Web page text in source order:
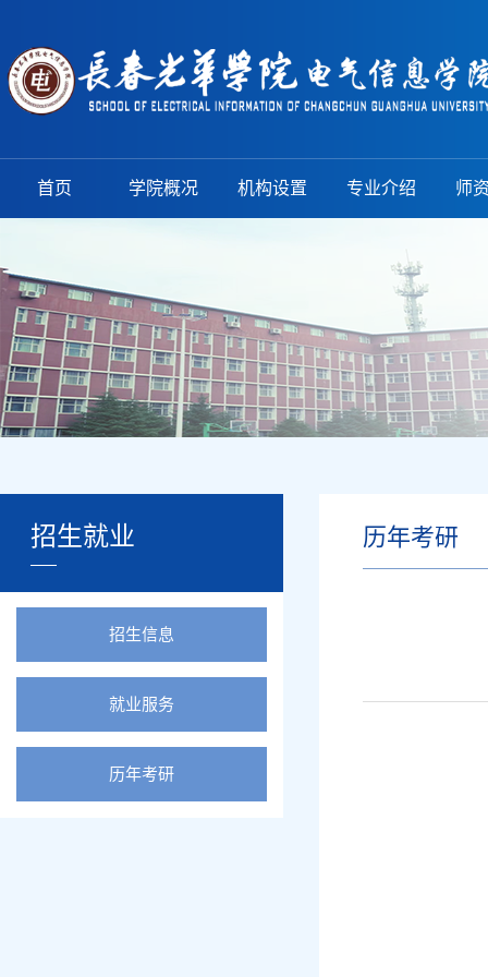
首页 学院概况 机构设置 专业介绍 师
招生就业
招生信息
就业服务
历年考研
历年考研